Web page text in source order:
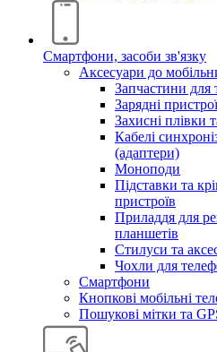
Смартфони, засоби зв'язку
Аксесуари до
Запчастини для
Зарядні пристрої
Захисні плівки
Кабелі
(адаптери)
Моноподи
Підставки та
пристроїв
Приладдя для
планшетів
Стилуси та
Чохли для
Смартфони
Кнопкові мобільні
Пошукові мітки та